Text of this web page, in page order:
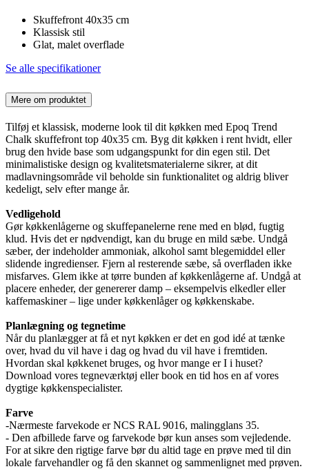
Skuffefront 40x35 cm
Klassisk stil
Glat, malet overflade
Se alle specifikationer
Mere om produktet
Tilføj et klassisk, moderne look til dit køkken med Epoq Trend
Chalk skuffefront top 40x35 cm. Byg dit køkken i rent hvidt, eller
brug den hvide base som udgangspunkt for din egen stil. Det
minimalistiske design og kvalitetsmaterialerne sikrer, at dit
madlavningsområde vil beholde sin funktionalitet og aldrig bliver
kedeligt, selv efter mange år.
Vedligehold
Gør køkkenlågerne og skuffepanelerne rene med en blød, fugtig
klud. Hvis det er nødvendigt, kan du bruge en mild sæbe. Undgå
sæber, der indeholder ammoniak, alkohol samt blegemiddel eller
slidende ingredienser. Fjern al resterende sæbe, så overfladen ikke
misfarves. Glem ikke at tørre bunden af køkkenlågerne af. Undgå at
placere enheder, der genererer damp – eksempelvis elkedler eller
kaffemaskiner – lige under køkkenlåger og køkkenskabe.
Planlægning og tegnetime
Når du planlægger at få et nyt køkken er det en god idé at tænke
over, hvad du vil have i dag og hvad du vil have i fremtiden.
Hvordan skal køkkenet bruges, og hvor mange er I i huset?
Download vores tegneværktøj eller book en tid hos en af vores
dygtige køkkenspecialister.
Farve
-Nærmeste farvekode er NCS RAL 9016, malingglans 35.
- Den afbillede farve og farvekode bør kun anses som vejledende.
For at sikre den rigtige farve bør du altid tage en prøve med til din
lokale farvehandler og få den skannet og sammenlignet med prøven.